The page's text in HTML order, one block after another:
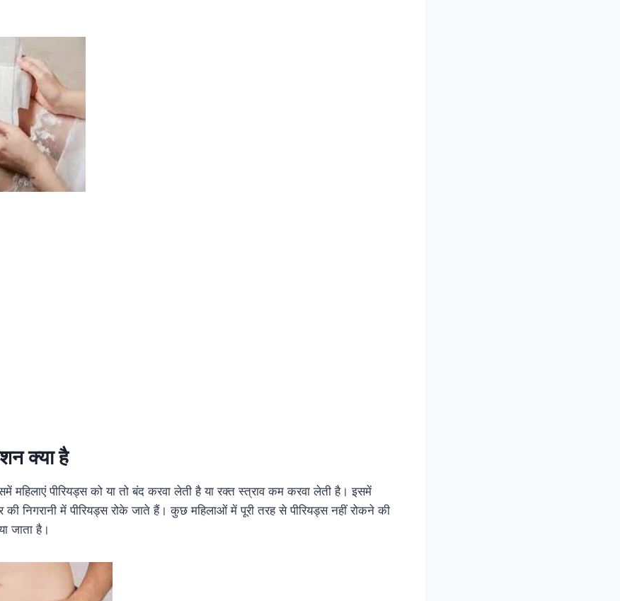
क्या है
महिलाएं पीरियड्स को या तो बंद करवा लेती है या रक्त स्त्राव कम करवा लेती है। इसमें
की निगरानी में पीरियड्स रोके जाते हैं। कुछ महिलाओं में पूरी तरह से पीरियड्स नहीं रोकने की
जाता है।